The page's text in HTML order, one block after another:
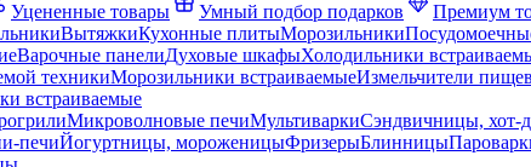
Уцененные товары Умный подбор подарков
Премиум
ВытяжкиКухонные плитыМорозильники
Варочные панелиДуховые шкафыХолодильники
техникиМорозильники встраиваемыеИзмельчители
встраиваемые
Микроволновые печиМультиваркиСэндвичницы, хот-
печиЙогуртницы, мороженицыФризерыБлинницы